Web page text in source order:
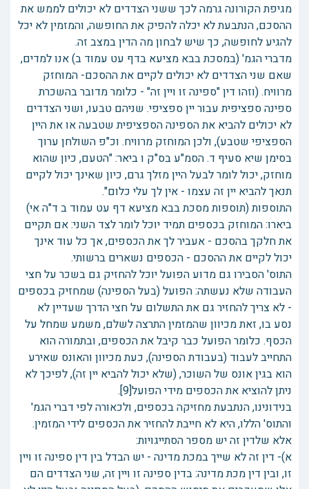
מגיפת הקורונה גרמה לכך ששני הצדדים לא יכולים לממש את
ההסכם, הנתבעת לא יכלה להפיק את החופשה, והמזמין לא יכל
להגיע לחופשה, כך שיש לבחון מה הדין במצב זה.
מדברי הגמ' (במסכת בבא מציעא בדף עט עמוד ב) אנו למדים,
שאם שני הצדדים לא יכולים לקיים את ההסכם- המוחזק
מרוויח. (וזהו דין "ספינה זו ויין זה" - כלומר מדובר בהשכרת
ספינה ספציפית עבור יין ספציפי. שניהם טבעו, ושני הצדדים
לא יכולים להביא את הספינה הספציפית שטבעה או את היין
הספציפי שטבע), ולכן המוחזק מרוויח. וכ"פ השולחן ערוך
בסימן שיא סעיף ד. הסמ"ע בס"ק ו ביאר: "הטעם, כיון שהוא
מוחזק, יכול לומר לבעל היין מזלך גרם, כיון שאינך יכול לקיים
תנאך להביא יין זה עצמו - אין לך עלי כלום".
התוספות (תוספות מסכת בבא מציעא דף עט עמוד ב ד"ה אי)
ביארו: המוחזק בכספים תמיד יוכל לומר לצד השני: אם תקיים
את חלקך בהסכם - אעביר לך את הכספים, אך כל עוד אינך
יכול לקיים את ההסכם - הכספים נשארים ברשותי.
התוס' הסבירו גם מדוע הפועל יוכל להחזיק גם בשכר על חצי
העבודה שלא נעשתה: הפועל (בעל הספינה) שמחזיק בכספים
- לא צריך להחזיר גם את התשלום על חצי הדרך שעדיין לא
נסע בו, זאת מכיוון שהמזמין התרצה לשלם, משמע שמחל על
הכסף. כלומר הפועל כבר קיבל את הכספים, ובתמורה הוא
התחייב לעבוד (בעבודת הספינה), כעת מכיוון והאונס שאירע
הוא בגין אונס של השוכר, (שלא יכול להביא יין זה), לפיכך לא
ניתן להוציא את הכספים מידי הפועל[9].
בנידונינו, הנתבעת מחזיקה בכספים, ולכאורה לפי דברי הגמ'
והתוס' הללו, היא לא חייבת להחזיר את הכספים לידי המזמין.
אלא שלדין זה יש מספר הסתייגויות:
א)- דין זה לא שייך במכת מדינה - יש הבדל בין דין ספינה זו ויין
זו, ובין דין מכת מדינה: בדין ספינה זו ויין זה, שני הצדדים הם